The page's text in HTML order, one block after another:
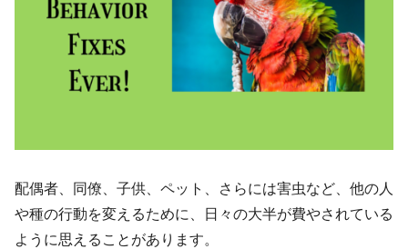
配偶者、同僚、子供、ペット、さらには害虫など、他の人
や種の行動を変えるために、日々の大半が費やされている
ように思えることがあります。